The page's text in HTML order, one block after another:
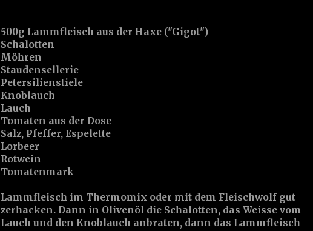
500g Lammfleisch aus der Haxe ("Gigot")
Schalotten
Möhren
Staudensellerie
Petersilienstiele
Knoblauch
Lauch
Tomaten aus der Dose
Salz, Pfeffer, Espelette
Lorbeer
Rotwein
Tomatenmark
Lammfleisch im Thermomix oder mit dem Fleischwolf gut
zerhacken. Dann in Olivenöl die Schalotten, das Weisse vom
Lauch und den Knoblauch anbraten, dann das Lammfleisch